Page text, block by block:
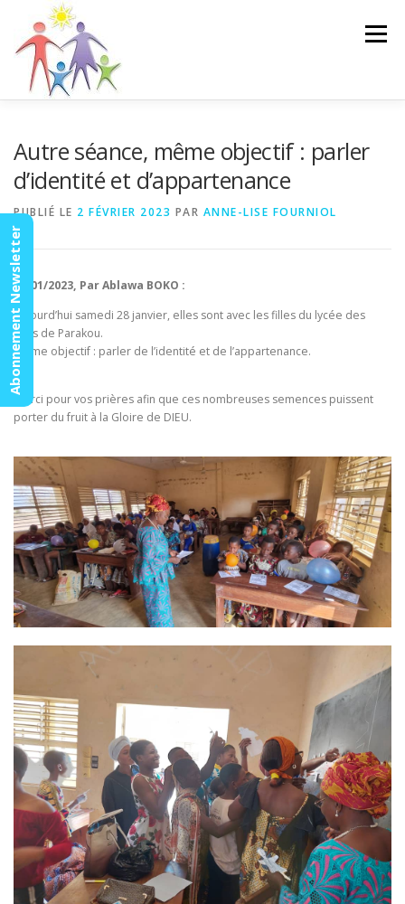
contenu
Menu
Autre séance, même objectif : parler
d’identité et d’appartenance
PUBLIÉ LE 2 FÉVRIER 2023 PAR ANNE-LISE FOURNIOL
28/01/2023, Par Ablawa BOKO :
Aujourd’hui samedi 28 janvier, elles sont avec les filles du lycée des
filles de Parakou.
Même objectif : parler de l’identité et de l’appartenance.
Merci pour vos prières afin que ces nombreuses semences puissent
porter du fruit à la Gloire de DIEU.
Abonnement Newsletter